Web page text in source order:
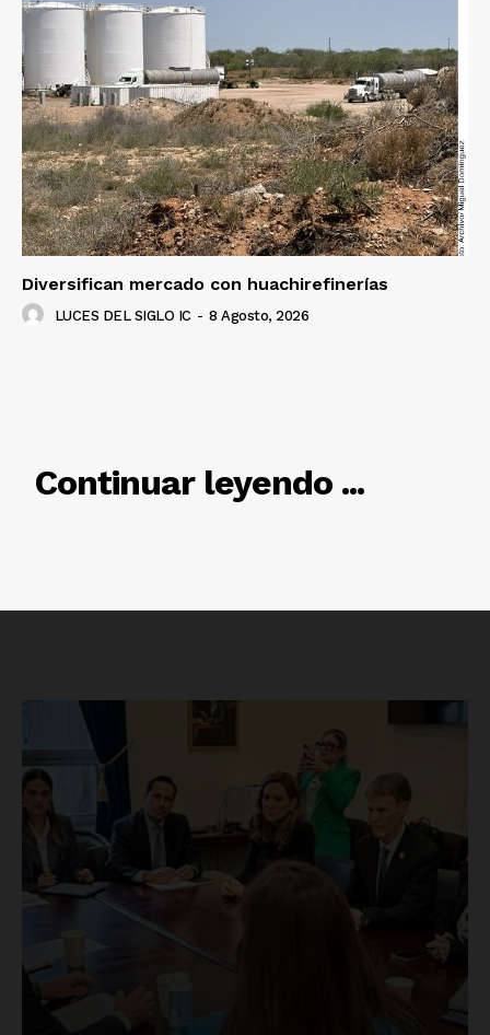
Luces
Del Siglo
Diversifican mercado con huachirefinerías
LUCES DEL SIGLO IC - 8 Agosto, 2026
Continuar leyendo ...
RELACIONADO